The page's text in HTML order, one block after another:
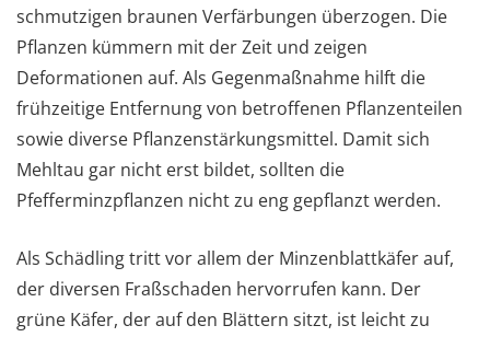
schmutzigen braunen Verfärbungen überzogen. Die
Pflanzen kümmern mit der Zeit und zeigen
Deformationen auf. Als Gegenmaßnahme hilft die
frühzeitige Entfernung von betroffenen Pflanzenteilen
sowie diverse Pflanzenstärkungsmittel. Damit sich
Mehltau gar nicht erst bildet, sollten die
Pfefferminzpflanzen nicht zu eng gepflanzt werden.
Als Schädling tritt vor allem der Minzenblattkäfer auf,
der diversen Fraßschaden hervorrufen kann. Der
grüne Käfer, der auf den Blättern sitzt, ist leicht zu